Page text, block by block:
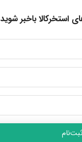
استخرکالا باخبر شوید